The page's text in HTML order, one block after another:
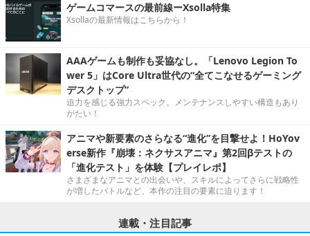
ゲームコマースの最前線ーXsolla特集
Xsollaの最新情報はこちらから！
AAAゲームも制作も妥協なし。「Lenovo Legion To
wer 5」はCore Ultra世代の“全てこなせるゲーミング
デスクトップ”
迫力を感じる強力スペック。メンテナンスしやすい構造もあり
がたい！
アニマや新要素のさらなる“進化”を目撃せよ！HoYov
erse新作『崩壊：ネクサスアニマ』第2回βテストの
「進化テスト」を体験【プレイレポ】
さまざまなアニマとの出会いや、スキルによってさらに戦略性
が増したバトルなど、本作の注目の要素に迫ります！
連載・注目記事